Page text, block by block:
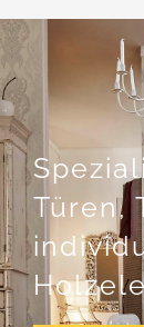
Türen,